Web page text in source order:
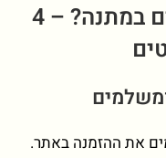
איך מזמינים מנוי פרחים במתנה? – 4
את ההזמנה באתר.